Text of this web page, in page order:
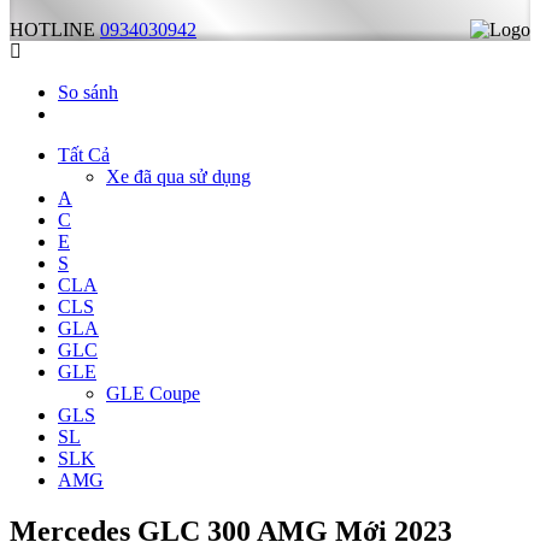
HOTLINE 0934030942
So sánh
Tất Cả
Xe đã qua sử dụng
A
C
E
S
CLA
CLS
GLA
GLC
GLE
GLE Coupe
GLS
SL
SLK
AMG
Mercedes GLC 300 AMG Mới 2023